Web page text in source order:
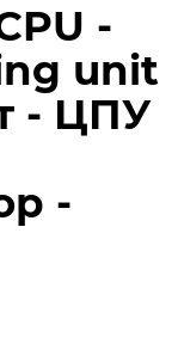
-
unit
- ЦПУ
-